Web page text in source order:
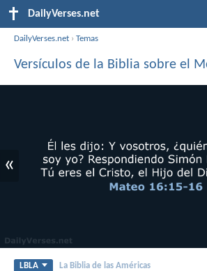
DailyVerses.net
DailyVerses.net ›Temas
Versículos de la Biblia sobre el
«
LBLA La Biblia de las Américas